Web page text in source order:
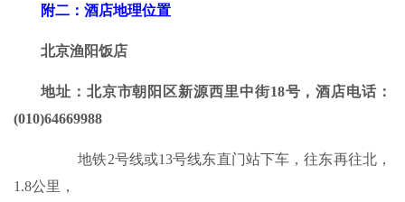
附二：酒店地理位置
北京渔阳饭店
地址：北京市朝阳区新源西里中街18号，酒店电话：
(010)64669988
地铁2号线或13号线东直门站下车，往东再往北，
1.8公里，